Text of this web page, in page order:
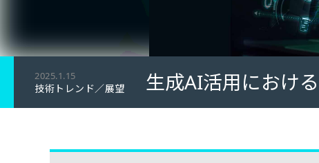
2025.1.15
技術トレンド／展望 生成AI活用におけ